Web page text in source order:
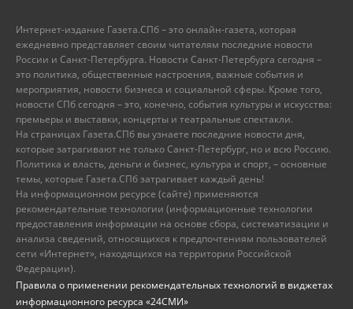
Интернет-издание Газета.СПб – это онлайн-газета, которая
ежедневно представляет своим читателям последние новости
России и Санкт-Петербурга. Новости Санкт-Петербурга сегодня –
это политика, общественные настроения, важные события и
мероприятия, новости бизнеса и социальной сферы. Кроме того,
новости СПб сегодня – это, конечно, события культуры и искусства:
премьеры и выставки, концерты и театральные спектакли.
На страницах Газета.СПб вы узнаете последние новости дня,
которые затрагивают не только Санкт-Петербург, но и всю Россию.
Политика и власть, деньги и бизнес, культура и спорт, – основные
темы, которые Газета.СПб затрагивает каждый день!
На информационном ресурсе (сайте) применяются
рекомендательные технологии (информационные технологии
предоставления информации на основе сбора, систематизации и
анализа сведений, относящихся к предпочтениям пользователей
сети «Интернет», находящихся на территории Российской
Федерации).
Правила о применении рекомендательных технологий в виджетах
информационного ресурса «24СМИ»